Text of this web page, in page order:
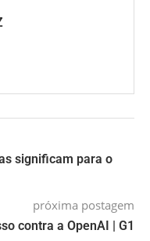
significam para o
próxima postagem
contra a OpenAI | G1